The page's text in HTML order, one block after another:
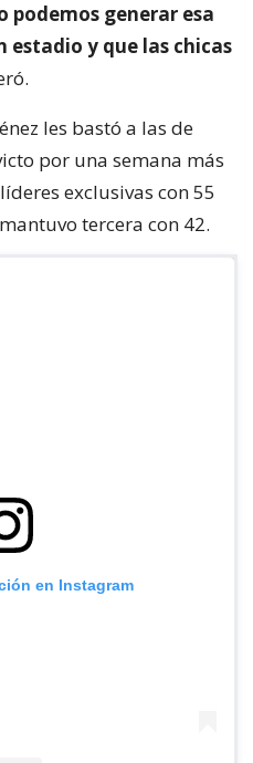
podemos generar esa
estadio y que las chicas
les bastó a las de
por una semana más
exclusivas con 55
tercera con 42.
en Instagram